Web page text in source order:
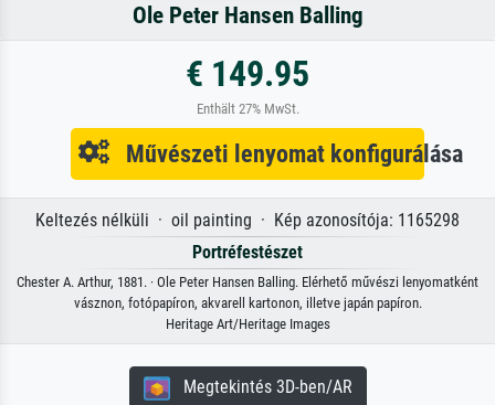
Ole Peter Hansen Balling
€ 149.95
Enthält 27% MwSt.
Művészeti lenyomat konfigurálása
Keltezés nélküli · oil painting · Kép azonosítója: 1165298
Portréfestészet
Chester A. Arthur, 1881. · Ole Peter Hansen Balling. Elérhető művészi lenyomatként
vásznon, fotópapíron, akvarell kartonon, illetve japán papíron.
Heritage Art/Heritage Images
Megtekintés 3D-ben/AR